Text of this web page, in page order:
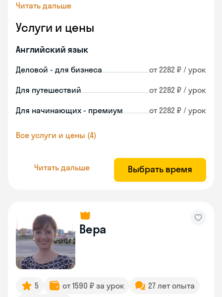
Читать дальше
Услуги и цены
Английский язык
Деловой - для бизнеса от 2282 ₽ / урок
Для путешествий от 2282 ₽ / урок
Для начинающих - премиум от 2282 ₽ / урок
Все услуги и цены (4)
Читать дальше Выбрать время
Вера
5 от 1590 ₽ за урок
27 лет опыта